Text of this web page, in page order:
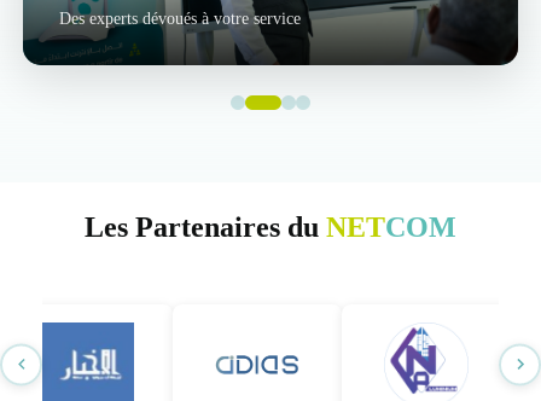
Des experts dévoués à votre service
Les Partenaires du NETCOM